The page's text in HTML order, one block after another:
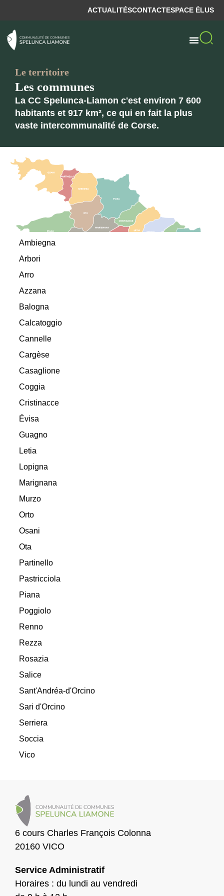
ACTUALITÉSCONTACTESPACE ÉLUS
Le territoire
Les communes
La CC Spelunca-Liamon c'est environ 7 600
habitants et 917 km², ce qui en fait la plus
vaste intercommunalité de Corse.
Ambiegna
Arbori
Arro
Azzana
Balogna
Calcatoggio
Cannelle
Cargèse
Casaglione
Coggia
Cristinacce
Évisa
Guagno
Letia
Lopigna
Marignana
Murzo
Orto
Osani
Ota
Partinello
Pastricciola
Piana
Poggiolo
Renno
Rezza
Rosazia
Salice
Sant'Andréa-d'Orcino
Sari d'Orcino
Serriera
Soccia
Vico
6 cours Charles François Colonna
20160 VICO
Service Administratif
Horaires : du lundi au vendredi